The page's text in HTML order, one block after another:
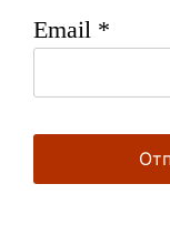
Email *